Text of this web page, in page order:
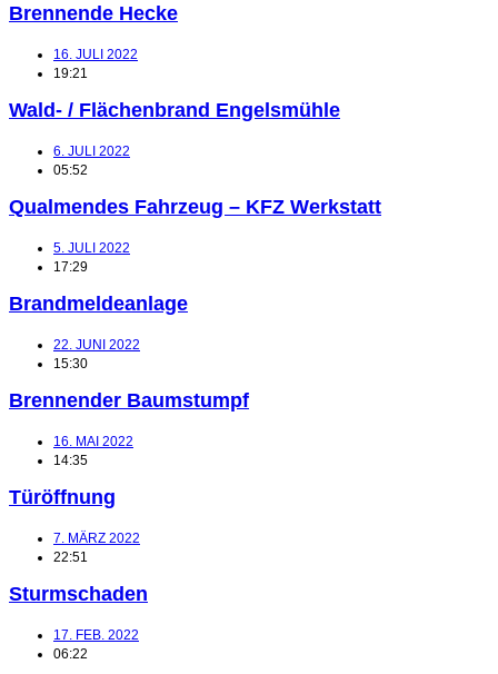
Brennende Hecke
16. JULI 2022
19:21
Wald- / Flächenbrand Engelsmühle
6. JULI 2022
05:52
Qualmendes Fahrzeug – KFZ Werkstatt
5. JULI 2022
17:29
Brandmeldeanlage
22. JUNI 2022
15:30
Brennender Baumstumpf
16. MAI 2022
14:35
Türöffnung
7. MÄRZ 2022
22:51
Sturmschaden
17. FEB. 2022
06:22